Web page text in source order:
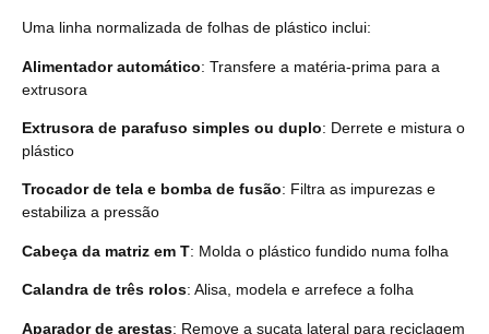
Uma linha normalizada de folhas de plástico inclui:
Alimentador automático: Transfere a matéria-prima para a
extrusora
Extrusora de parafuso simples ou duplo: Derrete e mistura o
plástico
Trocador de tela e bomba de fusão: Filtra as impurezas e
estabiliza a pressão
Cabeça da matriz em T: Molda o plástico fundido numa folha
Calandra de três rolos: Alisa, modela e arrefece a folha
Aparador de arestas: Remove a sucata lateral para reciclagem